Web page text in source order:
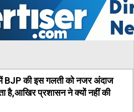
BJP की इस गलती को नजर अंदाज
है,आखिर प्रशासन ने क्यों नहीं की